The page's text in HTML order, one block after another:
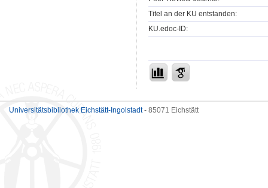
Titel an der KU entstanden:
KU.edoc-ID:
Universitätsbibliothek Eichstätt-Ingolstadt- 85071 Eichstätt